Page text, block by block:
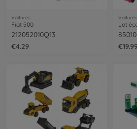
Voitures
Fiat 500
212052010Q13
€4.29
Voitures
€19.99